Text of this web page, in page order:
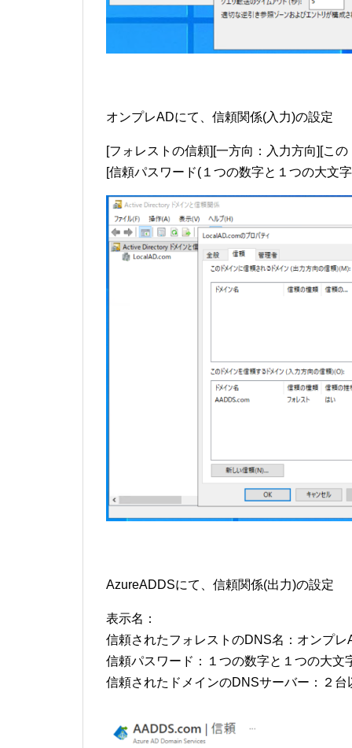
オンプレADにて、信頼関係(入力)の設定
[フォレストの信頼][一方向：入力方向][こ
[信頼パスワード(１つの数字と１つの大文
AzureADDSにて、信頼関係(出力)の設定
表示名：
信頼されたフォレストのDNS名：オンプレ
信頼パスワード：１つの数字と１つの大文
信頼されたドメインのDNSサーバー：２台